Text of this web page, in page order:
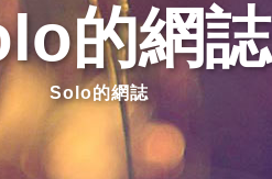
的網誌
Solo的網誌